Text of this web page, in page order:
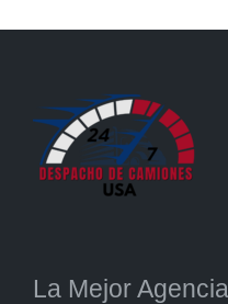
La Mejor